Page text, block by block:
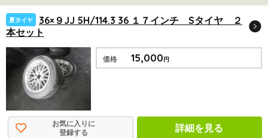
夏タイヤ
36×９JJ 5H/114.3 36 １７インチ Sタイヤ ２
本セット
価格 15,000円
お気に入りに
登録する
詳細を見る